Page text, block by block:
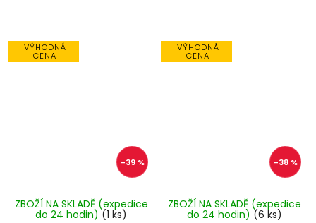
VÝHODNÁ
CENA
–39 %
ZBOŽÍ NA SKLADĚ (expedice
do 24 hodin) (1 ks)
VÝHODNÁ
CENA
–38 %
ZBOŽÍ NA SKLADĚ (expedice
do 24 hodin) (6 ks)